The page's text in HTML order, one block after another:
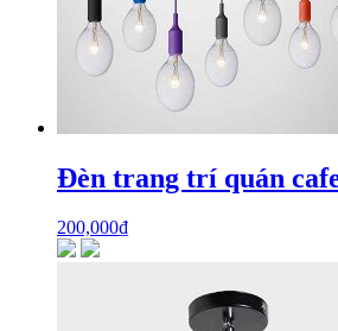
Đèn trang trí quán
200,000₫